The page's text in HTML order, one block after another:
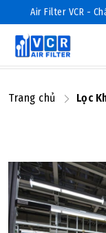
Air Filter VCR -
Trang chủ Lọc